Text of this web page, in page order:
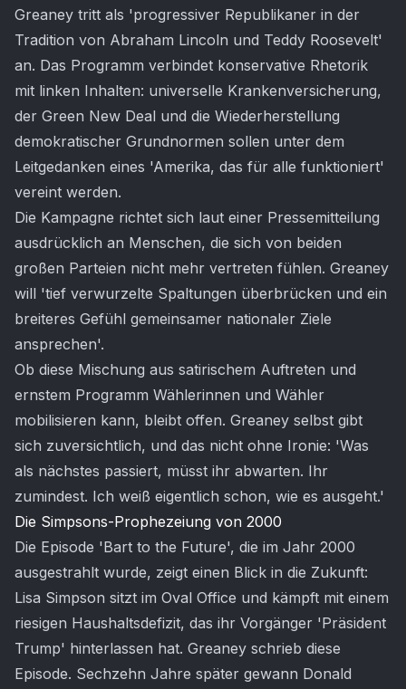
Greaney tritt als 'progressiver Republikaner in der
Tradition von Abraham Lincoln und Teddy Roosevelt'
an. Das Programm verbindet konservative Rhetorik
mit linken Inhalten: universelle Krankenversicherung,
der Green New Deal und die Wiederherstellung
demokratischer Grundnormen sollen unter dem
Leitgedanken eines 'Amerika, das für alle funktioniert'
vereint werden.
Die Kampagne richtet sich laut einer Pressemitteilung
ausdrücklich an Menschen, die sich von beiden
großen Parteien nicht mehr vertreten fühlen. Greaney
will 'tief verwurzelte Spaltungen überbrücken und ein
breiteres Gefühl gemeinsamer nationaler Ziele
ansprechen'.
Ob diese Mischung aus satirischem Auftreten und
ernstem Programm Wählerinnen und Wähler
mobilisieren kann, bleibt offen. Greaney selbst gibt
sich zuversichtlich, und das nicht ohne Ironie: 'Was
als nächstes passiert, müsst ihr abwarten. Ihr
zumindest. Ich weiß eigentlich schon, wie es ausgeht.'
Die Simpsons-Prophezeiung von 2000
Die Episode 'Bart to the Future', die im Jahr 2000
ausgestrahlt wurde, zeigt einen Blick in die Zukunft:
Lisa Simpson sitzt im Oval Office und kämpft mit einem
riesigen Haushaltsdefizit, das ihr Vorgänger 'Präsident
Trump' hinterlassen hat. Greaney schrieb diese
Episode. Sechzehn Jahre später gewann Donald